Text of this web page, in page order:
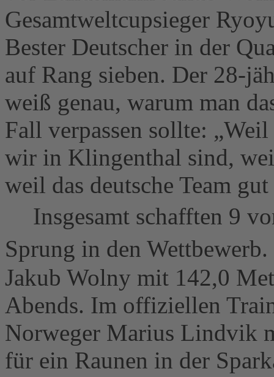
Gesamtweltcupsieger
Bester Deutscher in der
auf Rang sieben. Der 28-
weiß genau, warum man
Fall verpassen sollte:
wir in Klingenthal sind,
weil das deutsche Team
Insgesamt schafften 9
Sprung in den
Jakub Wolny mit 142,0
Abends. Im offiziellen
Norweger Marius Lindvik
für ein Raunen in der